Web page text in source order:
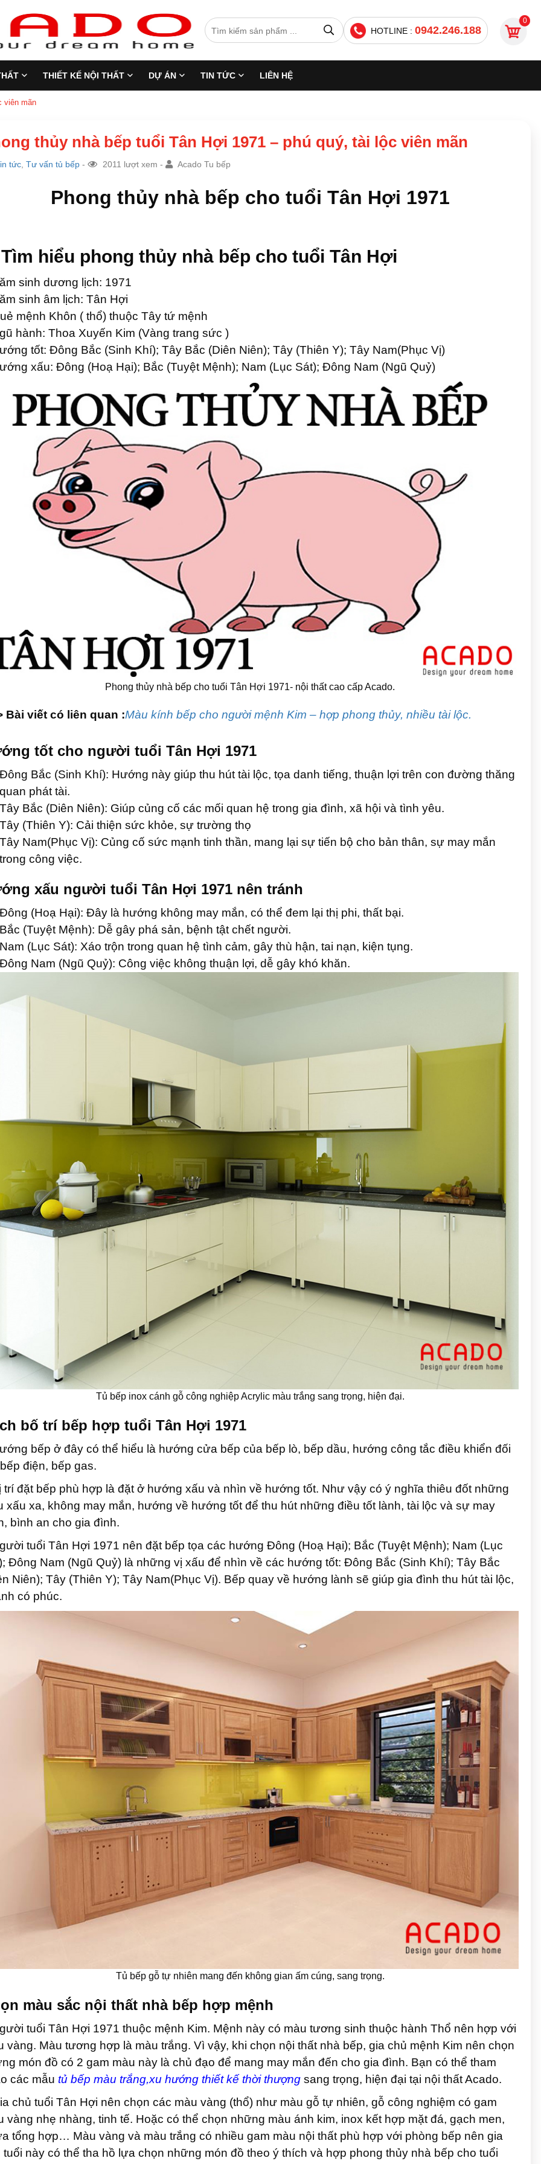
HOTLINE : 0942.246.188
0
THIẾT KẾ NỘI THẤT DỰ ÁN TIN TỨC LIÊN HỆ
viên mãn
thủy nhà bếp tuổi Tân Hợi 1971 – phú quý, tài lộc viên mãn
tức Tư vấn tủ bếp - 2011 lượt xem - Acado Tu bếp
Phong thủy nhà bếp cho tuổi Tân Hợi 1971
hiểu phong thủy nhà bếp cho tuổi Tân Hợi
sinh dương lịch: 1971
sinh âm lịch: Tân Hợi
mệnh Khôn ( thổ) thuộc Tây tứ mệnh
hành: Thoa Xuyến Kim (Vàng trang sức )
tốt: Đông Bắc (Sinh Khí); Tây Bắc (Diên Niên); Tây (Thiên Y); Tây Nam(Phục Vị)
xấu: Đông (Hoạ Hại); Bắc (Tuyệt Mệnh); Nam (Lục Sát); Đông Nam (Ngũ Quỷ)
Phong thủy nhà bếp cho tuổi Tân Hợi 1971- nội thất cao cấp Acado.
Bài viết có liên quan :Màu kính bếp cho người mệnh Kim – hợp phong thủy, nhiều tài lộc.
tốt cho người tuổi Tân Hợi 1971
Đông Bắc (Sinh Khí): Hướng này giúp thu hút tài lộc, tọa danh tiếng, thuận lợi trên con đường thăng
quan phát tài.
Tây Bắc (Diên Niên): Giúp củng cố các mối quan hệ trong gia đình, xã hội và tình yêu.
Tây (Thiên Y): Cải thiện sức khỏe, sự trường thọ
Tây Nam(Phục Vị): Củng cố sức mạnh tinh thần, mang lại sự tiến bộ cho bản thân, sự may mắn
trong công việc.
xấu người tuổi Tân Hợi 1971 nên tránh
Đông (Hoạ Hại): Đây là hướng không may mắn, có thể đem lại thị phi, thất bại.
Bắc (Tuyệt Mệnh): Dễ gây phá sản, bệnh tật chết người.
Nam (Lục Sát): Xáo trộn trong quan hệ tình cảm, gây thù hận, tai nạn, kiện tụng.
Đông Nam (Ngũ Quỷ): Công việc không thuận lợi, dễ gây khó khăn.
Tủ bếp inox cánh gỗ công nghiệp Acrylic màu trắng sang trọng, hiện đại.
bố trí bếp hợp tuổi Tân Hợi 1971
bếp ở đây có thể hiểu là hướng cửa bếp của bếp lò, bếp dầu, hướng công tắc điều khiển đối
điện, bếp gas.
trí đặt bếp phù hợp là đặt ở hướng xấu và nhìn về hướng tốt. Như vậy có ý nghĩa thiêu đốt những
xấu xa, không may mắn, hướng về hướng tốt để thu hút những điều tốt lành, tài lộc và sự may
bình an cho gia đình.
tuổi Tân Hợi 1971 nên đặt bếp tọa các hướng Đông (Hoạ Hại); Bắc (Tuyệt Mệnh); Nam (Lục
Đông Nam (Ngũ Quỷ) là những vị xấu để nhìn về các hướng tốt: Đông Bắc (Sinh Khí); Tây Bắc
Niên); Tây (Thiên Y); Tây Nam(Phục Vị). Bếp quay về hướng lành sẽ giúp gia đình thu hút tài lộc,
có phúc.
Tủ bếp gỗ tự nhiên mang đến không gian ấm cúng, sang trọng.
màu sắc nội thất nhà bếp hợp mệnh
tuổi Tân Hợi 1971 thuộc mệnh Kim. Mệnh này có màu tương sinh thuộc hành Thổ nên hợp với
vàng. Màu tương hợp là màu trắng. Vì vậy, khi chọn nội thất nhà bếp, gia chủ mệnh Kim nên chọn
món đồ có 2 gam màu này là chủ đạo để mang may mắn đến cho gia đình. Bạn có thể tham
các mẫu tủ bếp màu trắng,xu hướng thiết kế thời thượng sang trọng, hiện đại tại nội thất Acado.
chủ tuổi Tân Hợi nên chọn các màu vàng (thổ) như màu gỗ tự nhiên, gỗ công nghiệm có gam
vàng nhẹ nhàng, tinh tế. Hoặc có thể chọn những màu ánh kim, inox kết hợp mặt đá, gạch men,
tổng hợp… Màu vàng và màu trắng có nhiều gam màu nội thất phù hợp với phòng bếp nên gia
tuổi này có thể tha hồ lựa chọn những món đồ theo ý thích và hợp phong thủy nhà bếp cho tuổi